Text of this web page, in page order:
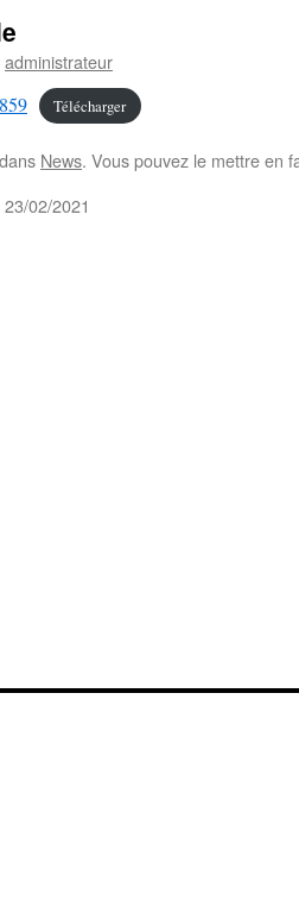
administrateur
Télécharger
News. Vous pouvez le mettre en
02/2021